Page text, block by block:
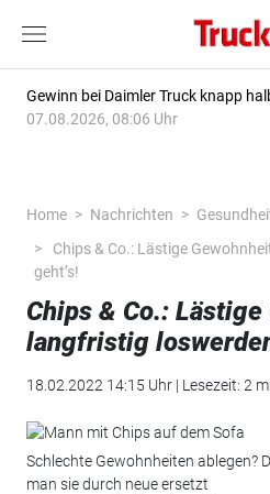
Gewinn bei Daimler Truck knapp
07.08.2026, 08:06 Uhr
Home Nachrichten
Chips & Co.: Lästige
geht’s!
Chips & Co.:
langfristig
18.02.2022 14:15 Uhr | Lesezeit: 2
Schlechte Gewohnheiten ablegen?
man sie durch neue ersetzt